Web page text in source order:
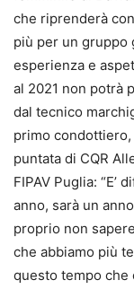
che riprenderà
più per un gruppo
esperienza e
al 2021 non potrà
dal tecnico
primo
puntata di CQR
FIPAV Puglia: “E’
anno, sarà un
proprio non
che abbiamo più
questo tempo che